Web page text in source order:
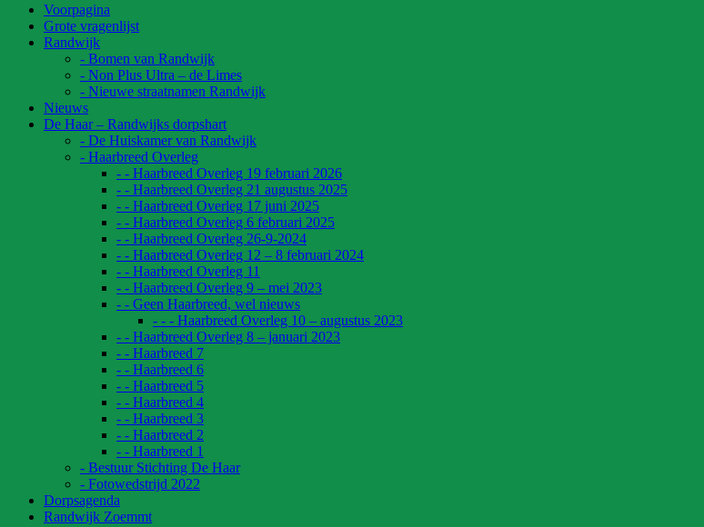
Voorpagina
Grote vragenlijst
Randwijk
- Bomen van Randwijk
- Non Plus Ultra – de Limes
- Nieuwe straatnamen Randwijk
Nieuws
De Haar – Randwijks dorpshart
- De Huiskamer van Randwijk
- Haarbreed Overleg
- - Haarbreed Overleg 19 februari 2026
- - Haarbreed Overleg 21 augustus 2025
- - Haarbreed Overleg 17 juni 2025
- - Haarbreed Overleg 6 februari 2025
- - Haarbreed Overleg 26-9-2024
- - Haarbreed Overleg 12 – 8 februari 2024
- - Haarbreed Overleg 11
- - Haarbreed Overleg 9 – mei 2023
- - Geen Haarbreed, wel nieuws
- - - Haarbreed Overleg 10 – augustus 2023
- - Haarbreed Overleg 8 – januari 2023
- - Haarbreed 7
- - Haarbreed 6
- - Haarbreed 5
- - Haarbreed 4
- - Haarbreed 3
- - Haarbreed 2
- - Haarbreed 1
- Bestuur Stichting De Haar
- Fotowedstrijd 2022
Dorpsagenda
Randwijk Zoemmt